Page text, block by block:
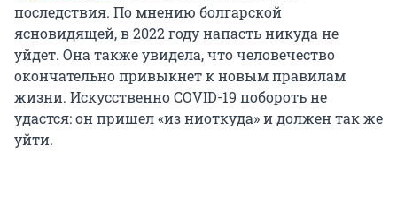
последствия. По мнению болгарской
ясновидящей, в 2022 году напасть никуда не
уйдет. Она также увидела, что человечество
окончательно привыкнет к новым правилам
жизни. Искусственно COVID-19 побороть не
удастся: он пришел «из ниоткуда» и должен так же
уйти.